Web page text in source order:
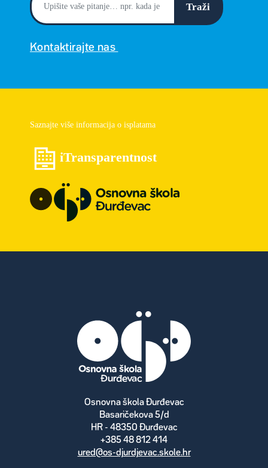
Traži
Kontaktirajte nas
Saznajte više informacija o isplatama
iTransparentnost
Osnovna škola Đurđevac
Basaričekova 5/d
HR - 48350 Đurđevac
+385 48 812 414
ured@os-djurdjevac.skole.hr